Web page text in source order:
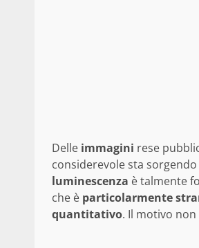
Delle immagini rese
considerevole sta sorgendo
luminescenza è talmente
che è particolarmente
quantitativo. Il motivo